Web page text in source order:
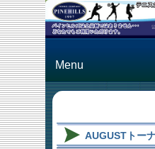
AUGUSTトー